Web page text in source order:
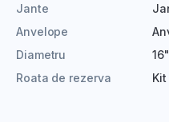
Jante
Anvelope
Diametru
16"
Roata de rezerva